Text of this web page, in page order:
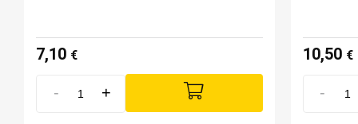
7,10 €
- +
10,50 €
-